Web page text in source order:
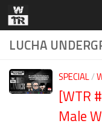
Zum Inhalt springen
LUCHA
SPECIAL/
[WTR
Male